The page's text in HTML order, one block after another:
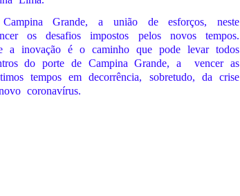
Grande, a união de esforços, neste
os desafios impostos pelos novos tempos.
a inovação é o caminho que pode levar todos
do porte de Campina Grande, a
vencer as
tempos em decorrência, sobretudo, da crise
coronavírus.